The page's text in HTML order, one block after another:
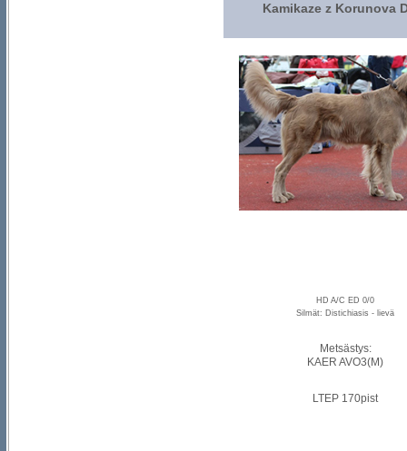
Kamikaze z Korunova
HD A/C ED 0/0
Silmät: Distichiasis - lievä
Metsästys:
KAER AVO3(M)
LTEP 170pist